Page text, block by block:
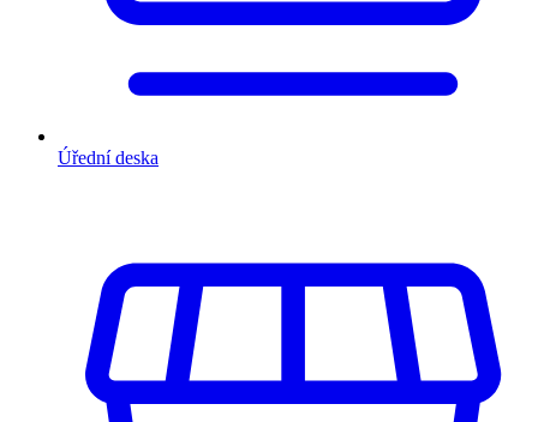
Úřední deska